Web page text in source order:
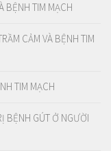
BỆNH TIM MẠCH
CẢM VÀ BỆNH TIM
TIM MẠCH
BỆNH GÚT Ở NGƯỜI